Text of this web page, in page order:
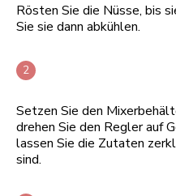
Rösten Sie die Nüsse, bis
Sie sie dann abkühlen.
Setzen Sie den
drehen Sie den Regler auf
lassen Sie die Zutaten
sind.